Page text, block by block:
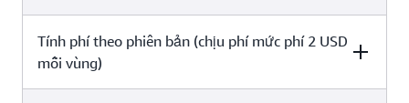
Phiên bản chuyên dụng Máy chủ chuyên dụng
Phiên bản chuyên dụng Máy chủ chuyên dụng
X X
Tính phí theo phiên bản (chịu phí mức phí 2 USD
mỗi vùng)